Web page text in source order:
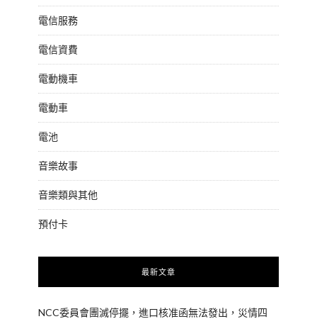
電信服務
電信資費
電動機車
電動車
電池
音樂故事
音樂類與其他
預付卡
最新文章
NCC委員會團滅停擺，進口核准函無法發出，災情四